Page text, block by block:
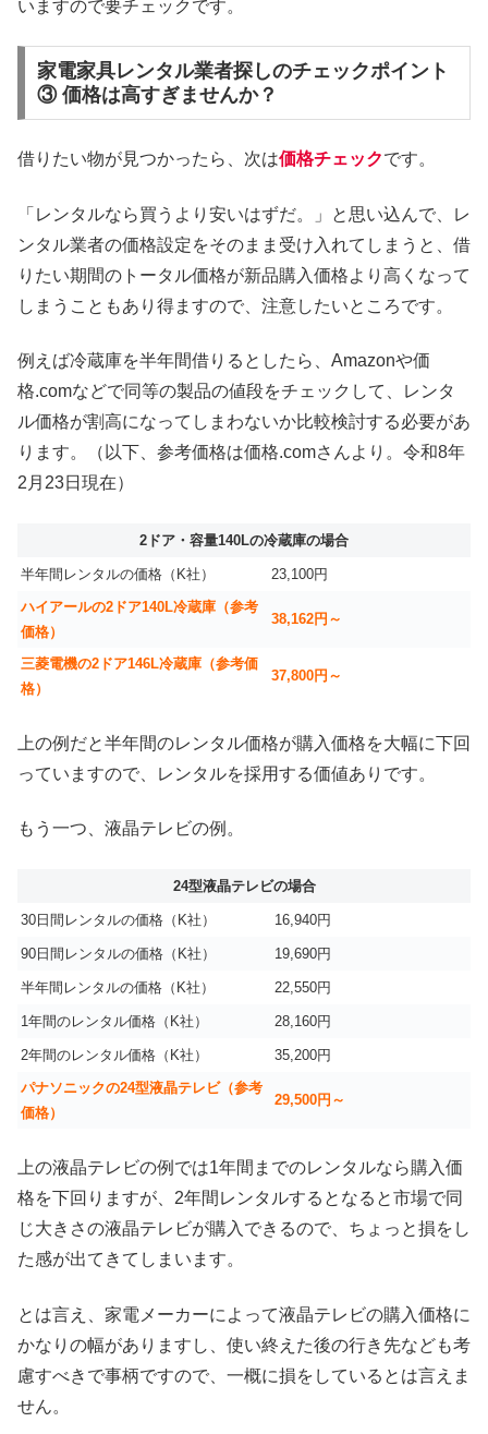
いますので要チェックです。
家電家具レンタル業者探しのチェックポイント
③ 価格は高すぎませんか？
借りたい物が見つかったら、次は価格チェックです。
「レンタルなら買うより安いはずだ。」と思い込んで、レ
ンタル業者の価格設定をそのまま受け入れてしまうと、借
りたい期間のトータル価格が新品購入価格より高くなって
しまうこともあり得ますので、注意したいところです。
例えば冷蔵庫を半年間借りるとしたら、Amazonや価
格.comなどで同等の製品の値段をチェックして、レンタ
ル価格が割高になってしまわないか比較検討する必要があ
ります。（以下、参考価格は価格.comさんより。令和8年
2月23日現在）
2ドア・容量140Lの冷蔵庫の場合
半年間レンタルの価格（K社）
23,100円
ハイアールの2ドア140L冷蔵庫（参考
価格）
38,162円～
三菱電機の2ドア146L冷蔵庫（参考価
格）
37,800円～
上の例だと半年間のレンタル価格が購入価格を大幅に下回
っていますので、レンタルを採用する価値ありです。
もう一つ、液晶テレビの例。
24型液晶テレビの場合
30日間レンタルの価格（K社） 16,940円
90日間レンタルの価格（K社） 19,690円
半年間レンタルの価格（K社） 22,550円
1年間のレンタル価格（K社） 28,160円
2年間のレンタル価格（K社）
35,200円
パナソニックの24型液晶テレビ（参考
価格）
29,500円～
上の液晶テレビの例では1年間までのレンタルなら購入価
格を下回りますが、2年間レンタルするとなると市場で同
じ大きさの液晶テレビが購入できるので、ちょっと損をし
た感が出てきてしまいます。
とは言え、家電メーカーによって液晶テレビの購入価格に
かなりの幅がありますし、使い終えた後の行き先なども考
慮すべきで事柄ですので、一概に損をしているとは言えま
せん。